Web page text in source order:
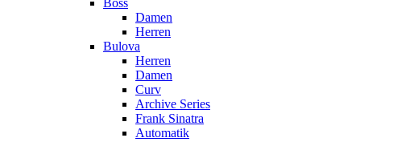
Boss
Damen
Herren
Bulova
Herren
Damen
Curv
Archive Series
Frank Sinatra
Automatik